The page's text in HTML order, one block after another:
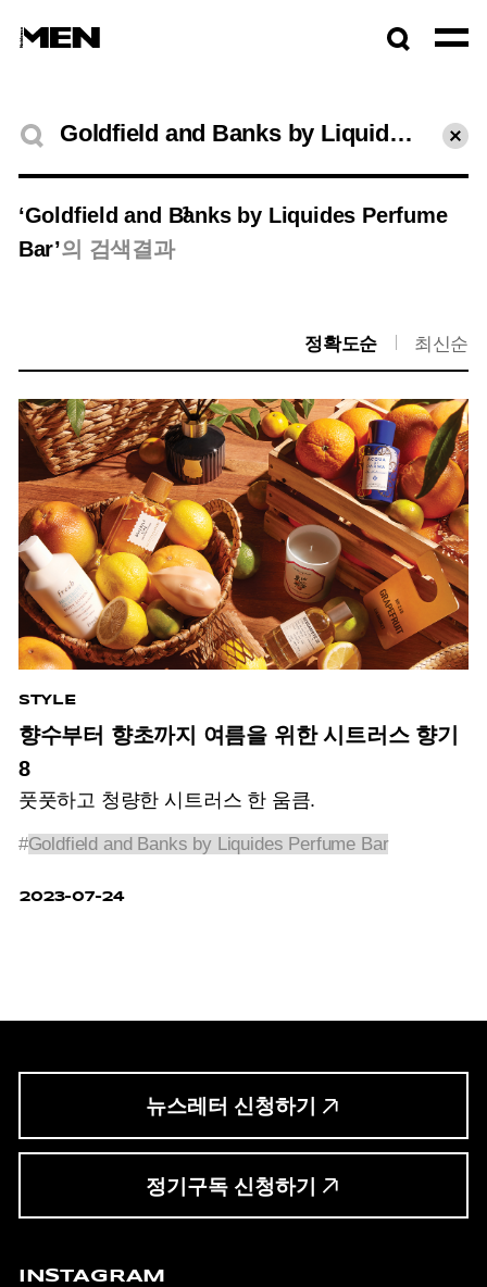
검색결과
초기
‘Goldfield and Banks by Liquides Perfume
Bar’의 검색결과
1
정확도순 최신순
STYLE
향수부터 향초까지 여름을 위한 시트러스 향기
8
풋풋하고 청량한 시트러스 한 움큼.
#Goldfield and Banks by Liquides Perfume Bar
2023-07-24
뉴스레터 신청하기
정기구독 신청하기
INSTAGRAM